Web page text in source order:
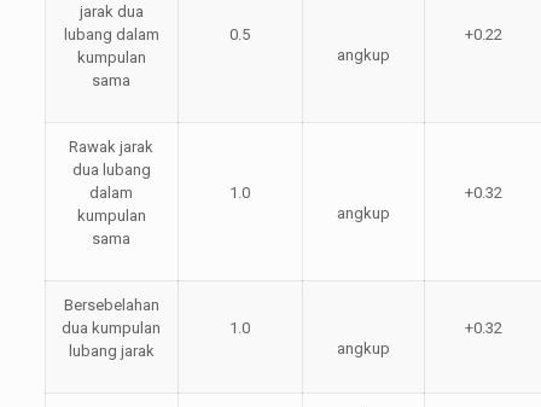
jarak dua
lubang dalam
kumpulan
sama
0.5
angkup
+0.22
Rawak jarak
dua lubang
dalam
kumpulan
sama
1.0
angkup
+0.32
Bersebelahan
dua kumpulan
lubang jarak
1.0
angkup
+0.32